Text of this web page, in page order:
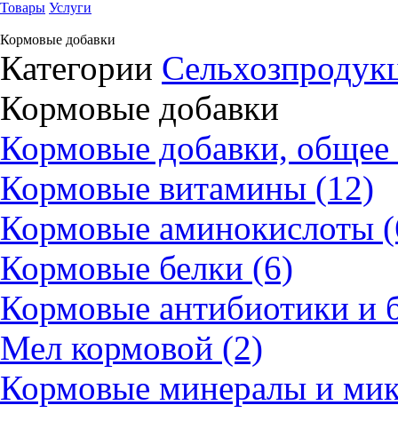
Товары Услуги
Кормовые добавки
Категории
Кормовые добавки
Кормовые добавки,
Кормовые витамины (12)
Кормовые аминокислоты
Кормовые белки (6)
Кормовые антибиотики и
Мел кормовой (2)
Кормовые минералы и